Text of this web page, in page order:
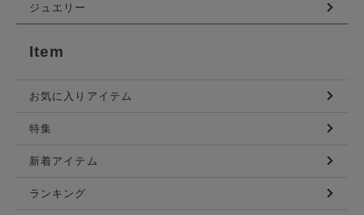
ジュエリー
Item
お気に入りアイテム
特集
新着アイテム
ランキング